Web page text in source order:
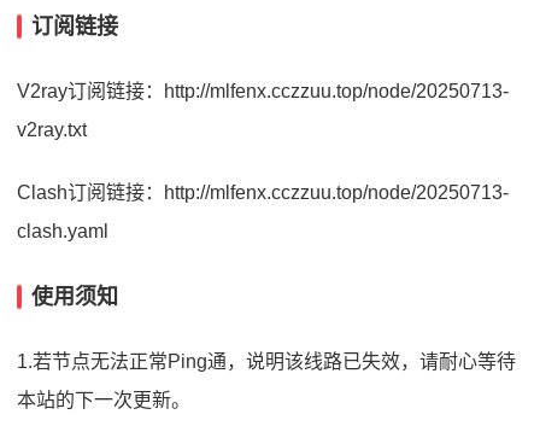
订阅链接
V2ray订阅链接：http://mlfenx.cczzuu.top/node/20250713-
v2ray.txt
Clash订阅链接：http://mlfenx.cczzuu.top/node/20250713-
clash.yaml
使用须知
1.若节点无法正常Ping通，说明该线路已失效，请耐心等待
本站的下一次更新。